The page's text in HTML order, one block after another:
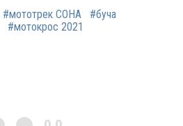
#мототрек СОНА
#буча
#мотокрос 2021